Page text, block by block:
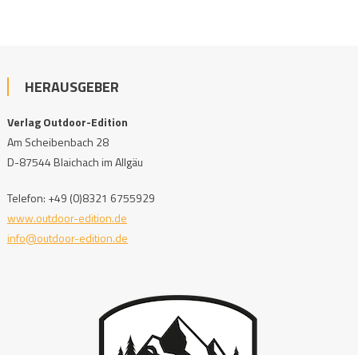
HERAUSGEBER
Verlag Outdoor-Edition
Am Scheibenbach 28
D-87544 Blaichach im Allgäu
Telefon: +49 (0)8321 6755929
www.outdoor-edition.de
info@outdoor-edition.de